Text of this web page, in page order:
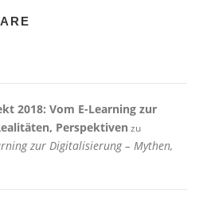
2018: Vom E-Learning zur
Perspektiven zu
zur Digitalisierung – Mythen,